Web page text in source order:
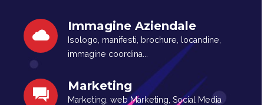
Immagine Aziendale
Isologo, manifesti, brochure, locandine,
immagine coordina...
Marketing
Marketing, web Marketing, Social Media